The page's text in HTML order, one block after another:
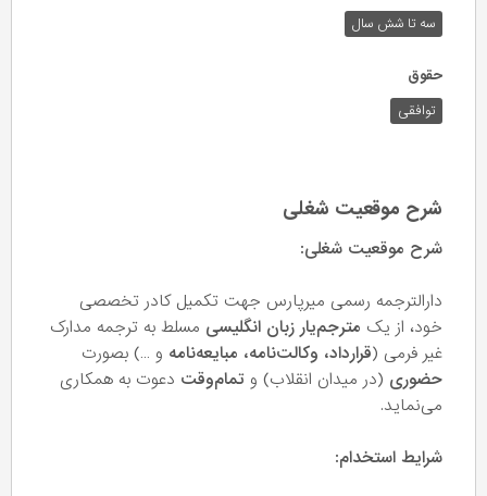
سه تا شش سال
حقوق
توافقی
شرح موقعیت شغلی
شرح موقعیت شغلی:
دارالترجمه رسمی میرپارس جهت تکمیل کادر تخصصی
خود، از یک مترجم‌یار زبان انگلیسی مسلط به ترجمه مدارک
غیر فرمی (قرارداد، وکالت‌نامه، مبایعه‌نامه و …) بصورت
حضوری (در میدان انقلاب) و تمام‌وقت دعوت به همکاری
می‌نماید.
شرایط استخدام: